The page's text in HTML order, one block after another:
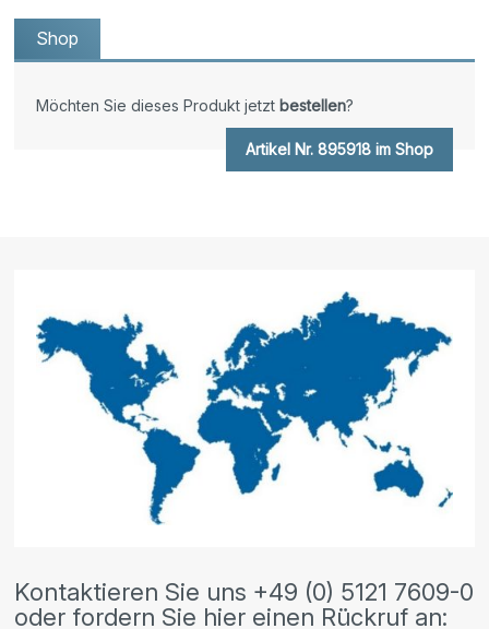
Shop
Möchten Sie dieses Produkt jetzt bestellen?
Artikel Nr. 895918 im Shop
Kontaktieren Sie uns +49 (0) 5121 7609-0
oder fordern Sie hier einen Rückruf an: